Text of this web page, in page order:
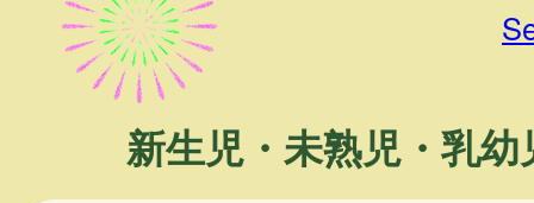
新生児・未熟児・乳幼